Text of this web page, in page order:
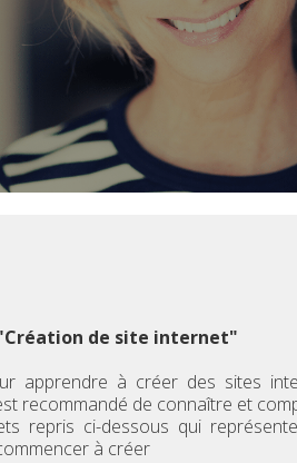
de site internet"
apprendre à créer des sites
recommandé de connaître et
repris ci-dessous qui
à créer